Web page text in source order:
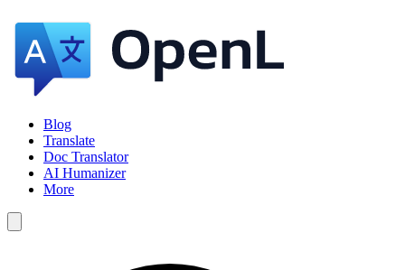
Blog
Translate
Doc Translator
AI Humanizer
More